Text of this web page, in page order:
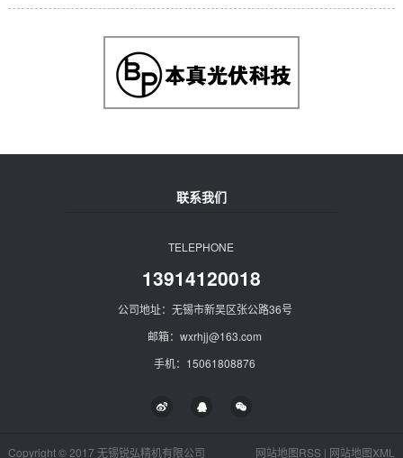
联系我们
TELEPHONE
13914120018
公司地址：无锡市新吴区张公路36号
邮箱：wxrhjj@163.com
手机：15061808876
Copyright © 2017 无锡锐弘精机有限公司 网站地图RSS | 网站地图XML